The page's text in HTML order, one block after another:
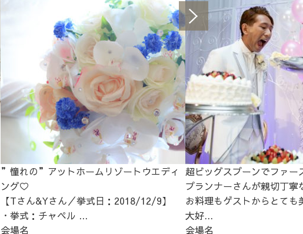
”憧れの”アットホームリゾートウエディ
ング♡
【Tさん&Yさん／挙式日：2018/12/9】
・挙式：チャペル ...
会場名
超ビッグスプーンでファー
プランナーさんが親切丁寧
お料理もゲストからとても
大好...
会場名